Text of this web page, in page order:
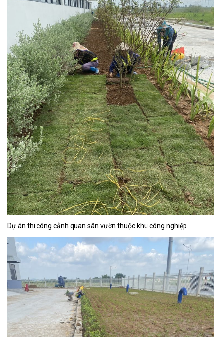
Dự án thi công cảnh quan sân vườn thuộc khu công nghiệp